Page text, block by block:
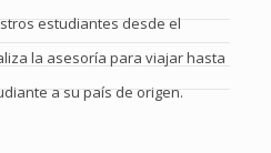
estudiantes desde el
la asesoría para viajar hasta
a su país de origen.